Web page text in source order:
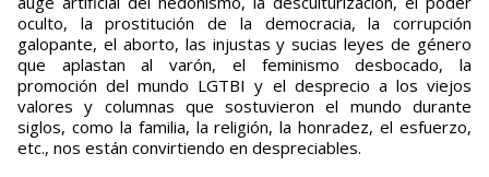
oculto, la prostitución de la democracia, la corrupción
galopante, el aborto, las injustas y sucias leyes de género
que aplastan al varón, el feminismo desbocado, la
promoción del mundo LGTBI y el desprecio a los viejos
valores y columnas que sostuvieron el mundo durante
siglos, como la familia, la religión, la honradez, el esfuerzo,
etc., nos están convirtiendo en despreciables.